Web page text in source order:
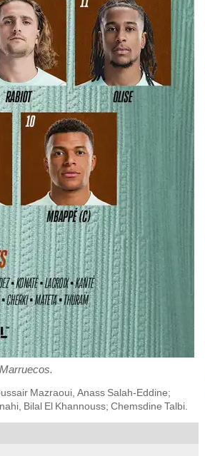
Mazraoui, Anass Salah-Eddine;
Bilal El Khannouss; Chemsdine Talbi.